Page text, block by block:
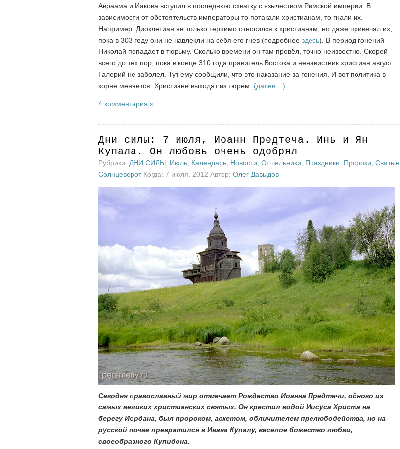
Авраама и Иакова вступил в последнюю схватку с язычеством Римской империи. В
зависимости от обстоятельств императоры то потакали христианам, то гнали их.
Например, Диоклетиан не только терпимо относился к христианам, но даже привечал их,
пока в 303 году они не навлекли на себя его гнев (подробнее здесь). В период гонений
Николай попадает в тюрьму. Сколько времени он там провёл, точно неизвестно. Скорей
всего до тех пор, пока в конце 310 года правитель Востока и ненавистник христиан август
Галерий не заболел. Тут ему сообщили, что это наказание за гонения. И вот политика в
корне меняется. Христиане выходят из тюрем. (далее…)
4 комментария »
Дни силы: 7 июля, Иоанн Предтеча. Инь и Ян
Купала. Он любовь очень одобрял
Рубрики: ДНИ СИЛЫ Июль Календарь Новости Отшельники Праздники Пророки Святые
СолнцеворотКогда: 7 июля, 2012 Автор: Олег Давыдов
Сегодня православный мир отмечает Рождество Иоанна Предтечи, одного из
самых великих христианских святых. Он крестил водой Иисуса Христа на
берегу Иордана, был пророком, аскетом, обличителем прелюбодейства, но на
русской почве превратился в Ивана Купалу, веселое божество любви,
своеобразного Купидона.